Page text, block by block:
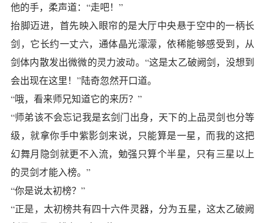
他的手，柔声道：“走吧！”
抬脚迈进，首先映入眼帘的是大厅中央悬于空中的一柄长
剑，它长约一丈六，通体晶光濛濛，依稀能够感受到，从
剑体内散发出微微的灵力波动。“这是太乙破阙剑，没想到
会出现在这里！”陆奇忽然开口道。
“哦，看来师兄知道它的来历？”
“师弟该不会忘记我是玄剑门出身，天下的上品灵剑也分等
级，就拿你手中紫影剑来说，只能算是一星，而我的这把
幻舞月隐剑就更不入流，勉强只算个半星，只有三星以上
的灵剑才能入榜。”
“你是说太初榜？”
“正是，太初榜共有四十六件灵器，分为五星，这太乙破阙